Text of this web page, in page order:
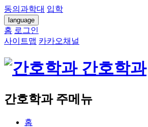
동의과학대 입학
language
홈 로그인
사이트맵 카카오채널
간호학과
간호학과 주메뉴
홈